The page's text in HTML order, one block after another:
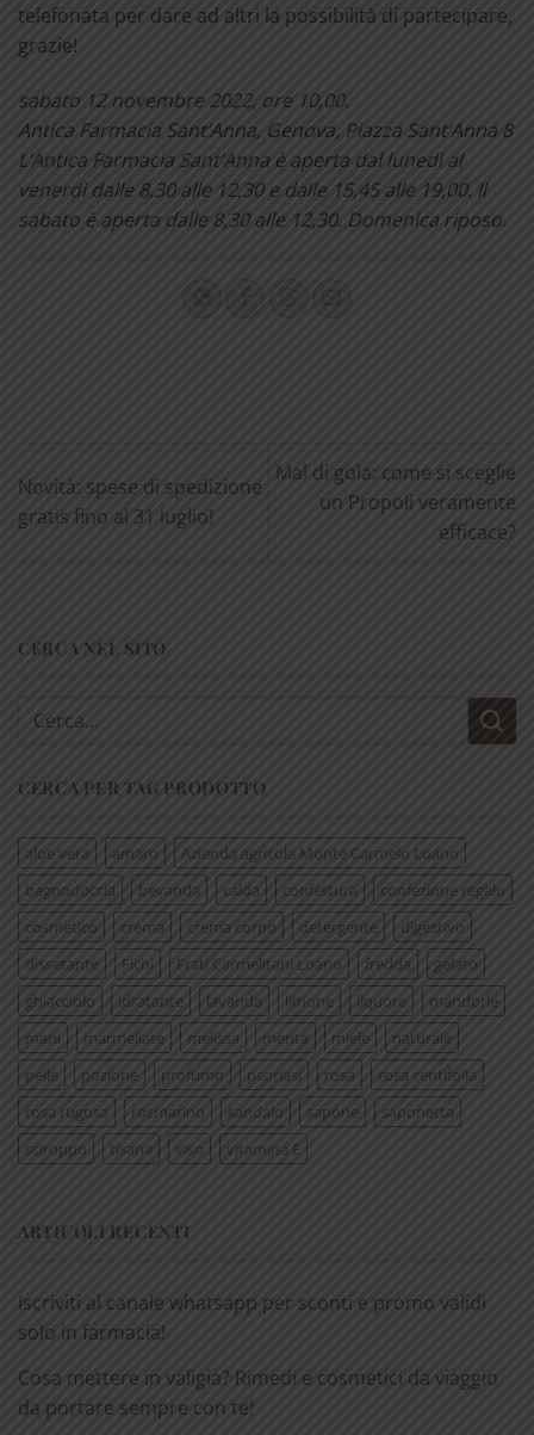
telefonata per dare ad altri la possibilità di partecipare,
grazie!
sabato 12 novembre 2022, ore 10,00.
Antica Farmacia Sant’Anna, Genova, Piazza Sant’Anna 8
L’Antica Farmacia Sant’Anna è aperta dal lunedì al
venerdì dalle 8,30 alle 12,30 e dalle 15,45 alle 19,00. Il
sabato è aperta dalle 8,30 alle 12,30. Domenica riposo.
Novità: spese di spedizione
gratis fino al 31 luglio!
Mal di gola: come si sceglie
un Propoli veramente
efficace?
CERCA NEL SITO
Cerca:
CERCA PER TAG PRODOTTO
aloe vera amaro
Azienda agricola Monte Carmelo Loano
bagnodoccia
bevanda calda confettura
confezione regalo
cosmetico
crema crema corpo detergente
digestivo
dissetante
Fichi Frati Carmelitani Loano fredda
gelato
ghiacciolo
idratante lavanda limone liquore
mandorle
mani
marmellate melissa menta miele
naturale
pelle
pozione profumo psoriasi rosa
rosa centifolia
rosa rugosa
rosmarino sandalo sapone
saponetta
sciroppo
tisana viso vitamina E
ARTICOLI RECENTI
Iscriviti al canale whatsapp per sconti e promo validi
solo in farmacia!
Cosa mettere in valigia? Rimedi e cosmetici da viaggio
da portare sempre con te!